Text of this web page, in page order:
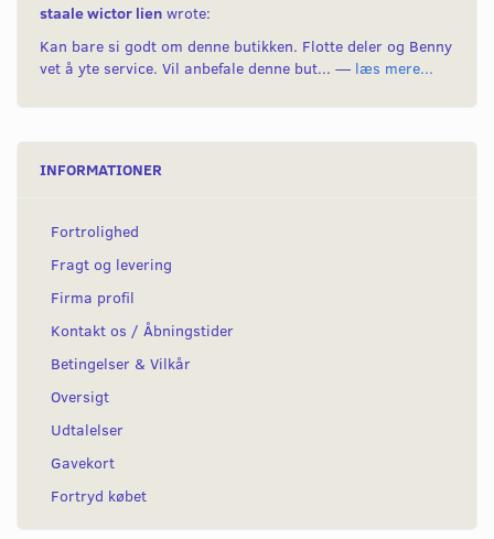
staale wictor lien wrote:
Kan bare si godt om denne butikken. Flotte deler og Benny
vet å yte service. Vil anbefale denne but... — læs mere...
INFORMATIONER
Fortrolighed
Fragt og levering
Firma profil
Kontakt os / Åbningstider
Betingelser & Vilkår
Oversigt
Udtalelser
Gavekort
Fortryd købet